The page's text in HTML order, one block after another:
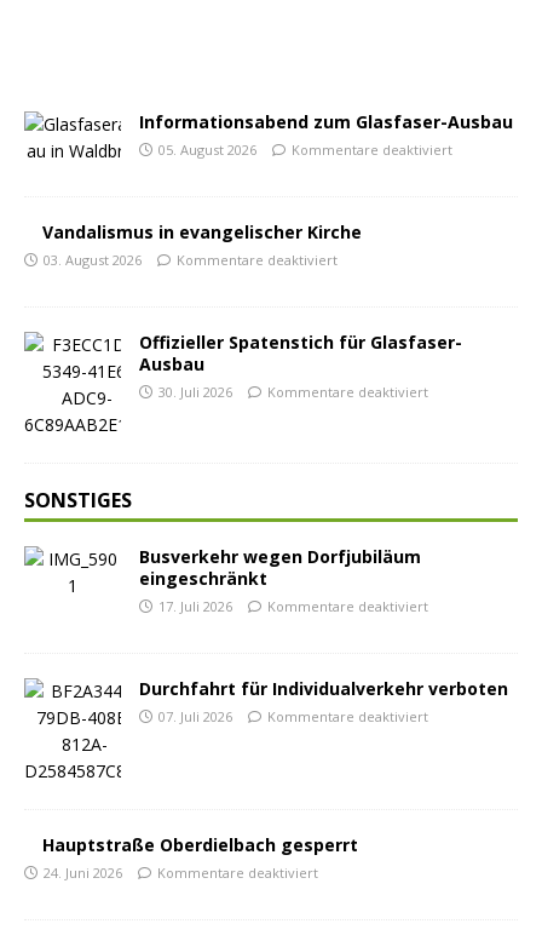
Informationsabend zum Glasfaser-Ausbau
05. August 2026 Kommentare deaktiviert
Vandalismus in evangelischer Kirche
03. August 2026 Kommentare deaktiviert
Offizieller Spatenstich für Glasfaser-
Ausbau
30. Juli 2026 Kommentare deaktiviert
SONSTIGES
Busverkehr wegen Dorfjubiläum
eingeschränkt
17. Juli 2026 Kommentare deaktiviert
Durchfahrt für Individualverkehr verboten
07. Juli 2026 Kommentare deaktiviert
Hauptstraße Oberdielbach gesperrt
24. Juni 2026 Kommentare deaktiviert